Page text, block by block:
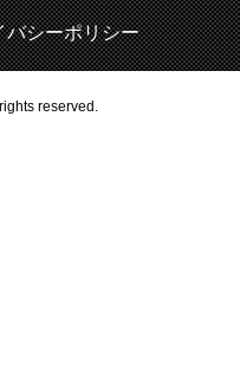
バシーポリシー
reserved.